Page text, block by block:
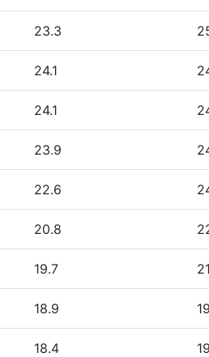
23.3
24.1
24.1
23.9
22.6
20.8
19.7
18.9
18.4